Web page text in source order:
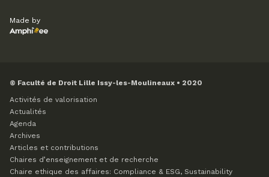
Made by
© Faculté de Droit Lille Issy-les-Moulineaux • 2020
Activités de valorisation
Actualités
Agenda
Archives
Articles et contributions
Chaires d’enseignement et de recherche
Chaire ethique des affaires: Compliance & ESG, Sustainability